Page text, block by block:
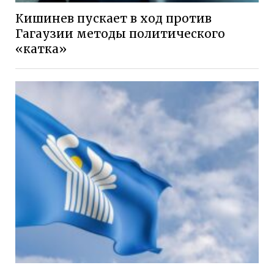
Кишинев пускает в ход против
Гагаузии методы политического
«катка»